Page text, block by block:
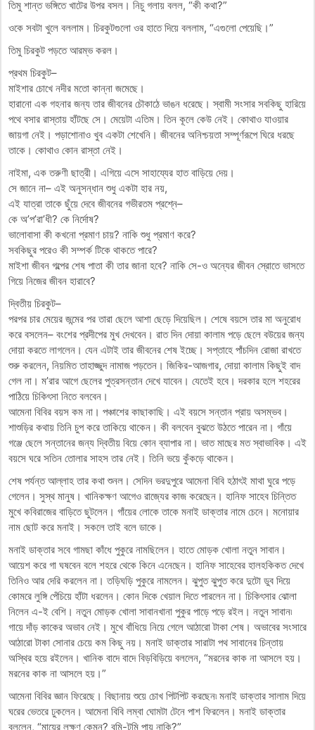
তিমু শান্ত ভঙ্গিতে খাটের উপর বসল। নিচু গলায় বলল, “কী কথা?”
ওকে সবটা খুলে বললাম। চিরকুটগুলো ওর হাতে দিয়ে বললাম, “এগুলো পেয়েছি।”
তিমু চিরকুট পড়তে আরম্ভ করল।
প্রথম চিরকুট–
মাইশার চোখে নদীর মতো কান্না জমেছে।
হারানো এক গহনার জন্য তার জীবনের চৌকাঠে ভাঙন ধরেছে। স্বামী সংসার সবকিছু হারিয়ে
পথে বসার রাস্তায় হাঁটছে সে। মেয়েটা এতিম। তিন কূলে কেউ নেই। কোথাও যাওয়ার
জায়গা নেই। পড়াশোনাও খুব একটা শেখেনি। জীবনের অনিশ্চয়তা সম্পূর্ণরূপে ঘিরে ধরছে
তাকে। কোথাও কোন রাস্তা নেই।
নাইমা, এক তরুণী ছাত্রী। এগিয়ে এসে সাহায্যের হাত বাড়িয়ে দেয়।
সে জানে না– এই অনুসন্ধান শুধু একটা হার নয়,
এই যাত্রা তাকে ছুঁয়ে দেবে জীবনের গভীরতম প্রশ্নে–
কে অ’প’রা’ধী? কে নির্দোষ?
ভালোবাসা কী কখনো প্রমাণ চায়? নাকি শুধু প্রমাণ করে?
সবকিছুর পরেও কী সম্পর্ক টিকে থাকতে পারে?
মাইশা জীবন গল্পের শেষ পাতা কী তার জানা হবে? নাকি সে-ও অন্যের জীবন স্রোতে ভাসতে
গিয়ে নিজের জীবন হারাবে?
দ্বিতীয় চিরকুট–
পরপর চার মেয়ের জন্মের পর তারা ছেলে আশা ছেড়ে দিয়েছিল। শেষে বয়সে তার মা অনুরোধ
করে বসলেন– বংশের প্রদীপের মুখ দেখবেন। রাত দিন দোয়া কালাম পড়ে ছেলে বউয়ের জন্য
দোয়া করতে লাগলেন। যেন এটাই তার জীবনের শেষ ইচ্ছে। সপ্তাহে পাঁচদিন রোজা রাখতে
শুরু করলেন, নিয়মিত তাহাজ্জুদ নামাজ পড়তেন। জিকির-আজগার, দোয়া কালাম কিছুই বাদ
গেল না। ম’রার আগে ছেলের পুত্রসন্তান দেখে যাবেন। যেতেই হবে। দরকার হলে শহরের
পাঠিয়ে চিকিৎসা নিতে বলবেন।
আমেনা বিবির বয়স কম না। পঞ্চাশের কাছাকাছি। এই বয়সে সন্তান প্রায় অসম্ভব।
শাশুড়ির কথায় তিনি চুপ করে তাকিয়ে থাকেন। কী বলবেন বুঝতে উঠতে পারেন না। গাঁয়ে
গঞ্জে ছেলে সন্তানের জন্য দ্বিতীয় বিয়ে কোন ব্যাপার না। ভাত মাছের মত স্বাভাবিক। এই
বয়সে ঘরে সতিন তোলার সাহস তার নেই। তিনি ভয়ে কুঁকড়ে থাকেন।
শেষ পর্যন্ত আল্লাহ তার কথা শুনল। সেদিন ভরদুপুরে আমেনা বিবি হঠাৎই মাথা ঘুরে পড়ে
গেলেন। সুস্থ মানুষ। খানিকক্ষণ আগেও রাজ্যের কাজ করেছেন। হানিফ সাহেব চিন্তিত
মুখে কবিরাজের বাড়িতে ছুটলেন। গাঁয়ের লোকে তাকে মনাই ডাক্তার নামে চেনে। মনোয়ার
নাম ছোট করে মনাই। সকলে তাই বলে ডাকে।
মনাই ডাক্তার সবে গামছা কাঁধে পুকুরে নামছিলেন। হাতে মোড়ক খোলা নতুন সাবান।
আয়েশ করে গা ঘষবেন বলে শহরে থেকে কিনে এনেছেন। হানিফ সাহেবের হালহকিকত দেখে
তিনিও আর দেরি করলেন না। তড়িঘড়ি পুকুরে নামলেন। ঝুপুত ঝুপুত করে দুটো ডুব দিয়ে
কোমরে লুঙ্গি পেঁচিয়ে হাঁটা ধরলেন। কোন দিকে খেয়াল দিতে পারলেন না। চিকিৎসার ঝোলা
নিলেন এ-ই বেশি। নতুন মোড়ক খোলা সাবানখানা পুকুর পাড়ে পড়ে রইল। নতুন সাবান৷
গায়ে দাঁড় কাকের অভাব নেই। মুখে বাঁধিয়ে নিয়ে গেলে আঠারো টাকা শেষ। অভাবের সংসারে
আঠারো টাকা সোনার চেয়ে কম কিছু নয়। মনাই ডাক্তার সারাটা পথ সাবানের চিন্তায়
অস্থির হয়ে রইলেন। খানিক বাদে বাদে বিড়বিড়িয়ে বললেন, “মরনের কাক না আসলে হয়।
মরনের কাক না আসলে হয়।”
আমেনা বিবির জ্ঞান ফিরেছে। বিছানায় শুয়ে চোখ পিটপিট করছেন৷ মনাই ডাক্তার সালাম দিয়ে
ঘরের ভেতরে ঢুকলেন। আমেনা বিবি লম্বা ঘোমটা টেনে পাশ ফিরলেন। মনাই ডাক্তার
বললেন, “মায়ের লক্ষণ কেমন? বমি-টমি পায় নাকি?”